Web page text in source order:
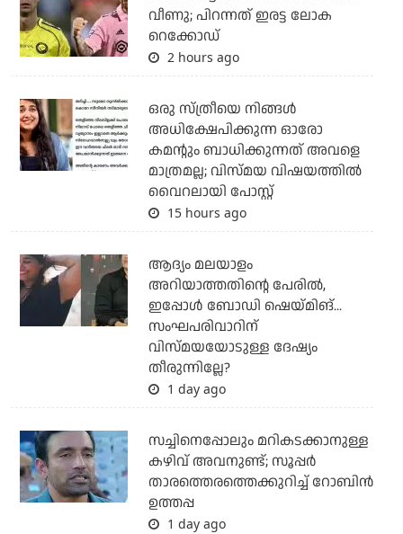
വീണു; പിറന്നത് ഇരട്ട ലോക
റെക്കോഡ്
2 hours ago
ഒരു സ്ത്രീയെ നിങ്ങള്‍
അധിക്ഷേപിക്കുന്ന ഓരോ
കമന്റും ബാധിക്കുന്നത് അവളെ
മാത്രമല്ല; വിസ്മയ വിഷയത്തില്‍
വൈറലായി പോസ്റ്റ്
15 hours ago
ആദ്യം മലയാളം
അറിയാത്തതിന്റെ പേരില്‍,
ഇപ്പോള്‍ ബോഡി ഷെയ്മിങ്...
സംഘപരിവാറിന്
വിസ്മയയോടുള്ള ദേഷ്യം
തീരുന്നില്ലേ?
1 day ago
സച്ചിനെപ്പോലും മറികടക്കാനുള്ള
കഴിവ് അവനുണ്ട്; സൂപ്പര്‍
താരത്തെരത്തെക്കുറിച്ച് റോബിന്‍
ഉത്തപ്പ
1 day ago